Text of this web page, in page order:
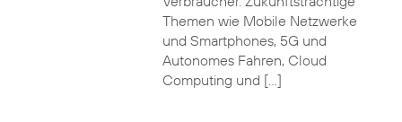
Themen wie Mobile Netzwerke
und Smartphones, 5G und
Autonomes Fahren, Cloud
Computing und […]